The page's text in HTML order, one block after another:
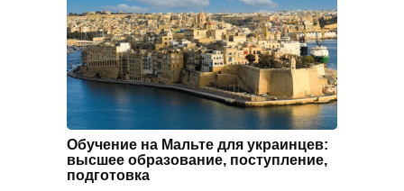
Обучение на Мальте для украинцев:
высшее образование, поступление,
подготовка